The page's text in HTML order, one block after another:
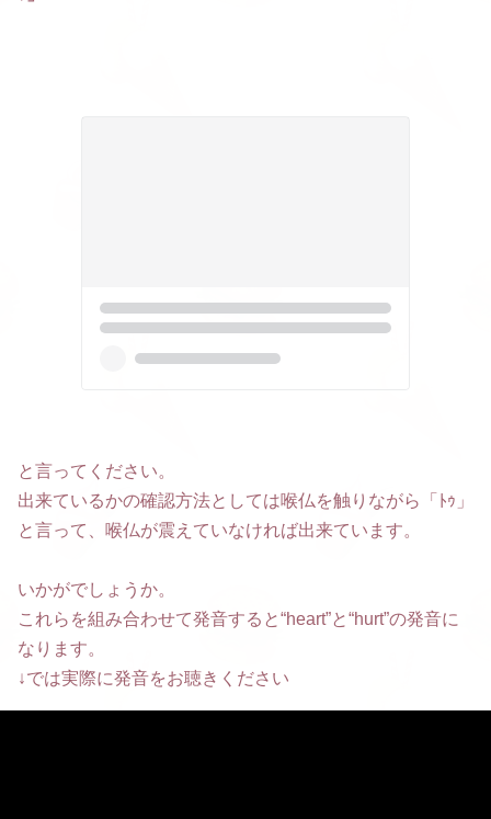
と言ってください。
出来ているかの確認方法としては喉仏を触りながら「ﾄｩ」
と言って、喉仏が震えていなければ出来ています。
いかがでしょうか。
これらを組み合わせて発音すると“heart”と“hurt”の発音に
なります。
↓では実際に発音をお聴きください